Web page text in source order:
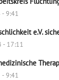
- 9:41
e.V.
- 17:11
- 9:41